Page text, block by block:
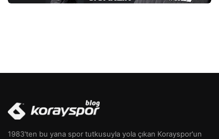
1983'ten bu yana spor tutkusuyla yola çıkan Korayspor'un